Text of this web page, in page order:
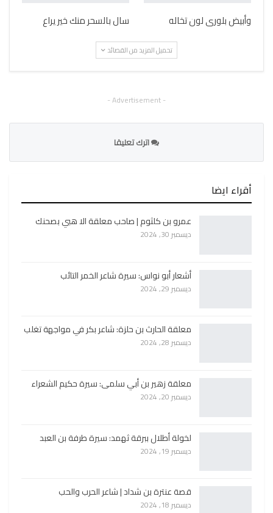
وأبيض بلورى لون تخاله سال بالسحر منك خير يراع
تحميل المزيد من القصائد
- Advertisement -
اترك تعليقا
أقراء ايضا
عمرو بن كلثوم | صاحب معلقة الا هبي بصحنك
ديسمبر 30, 2024
أشعار أبو نواس: سيرة شاعر الخمر التائب
ديسمبر 29, 2024
معلقة الحارث بن حلزة: شاعر بكر في مواجهة تغلب
ديسمبر 28, 2024
معلقة زهير بن أبي سلمى: سيرة حكيم الشعراء
ديسمبر 20, 2024
لخولة أطلال ببرقة ثهمد: سيرة طرفة بن العبد
ديسمبر 19, 2024
قصة عنترة بن شداد | شاعر الحرب والحب
ديسمبر 18, 2024